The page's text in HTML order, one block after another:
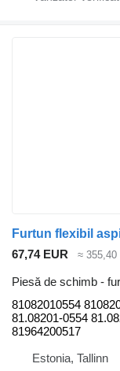
67,74 EUR ≈ 355,40
Piesă de schimb -
81082010554
81.08201-0554
81964200517
Estonia, Tallinn